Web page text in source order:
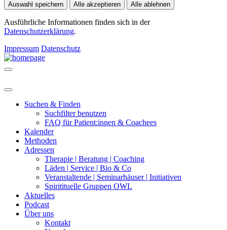
Auswahl speichern Alle akzeptieren Alle ablehnen
Ausführliche Informationen finden sich in der
Datenschutzerklärung.
Impressum Datenschutz
Suchen & Finden
Suchfilter benutzen
FAQ für Patient:innen & Coachees
Kalender
Methoden
Adressen
Therapie | Beratung | Coaching
Läden | Service | Bio & Co
Veranstaltende | Seminarhäuser | Initiativen
Spiritituelle Gruppen OWL
Aktuelles
Podcast
Über uns
Kontakt